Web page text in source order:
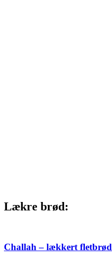
Lækre brød:
Challah – lækkert fletbrød